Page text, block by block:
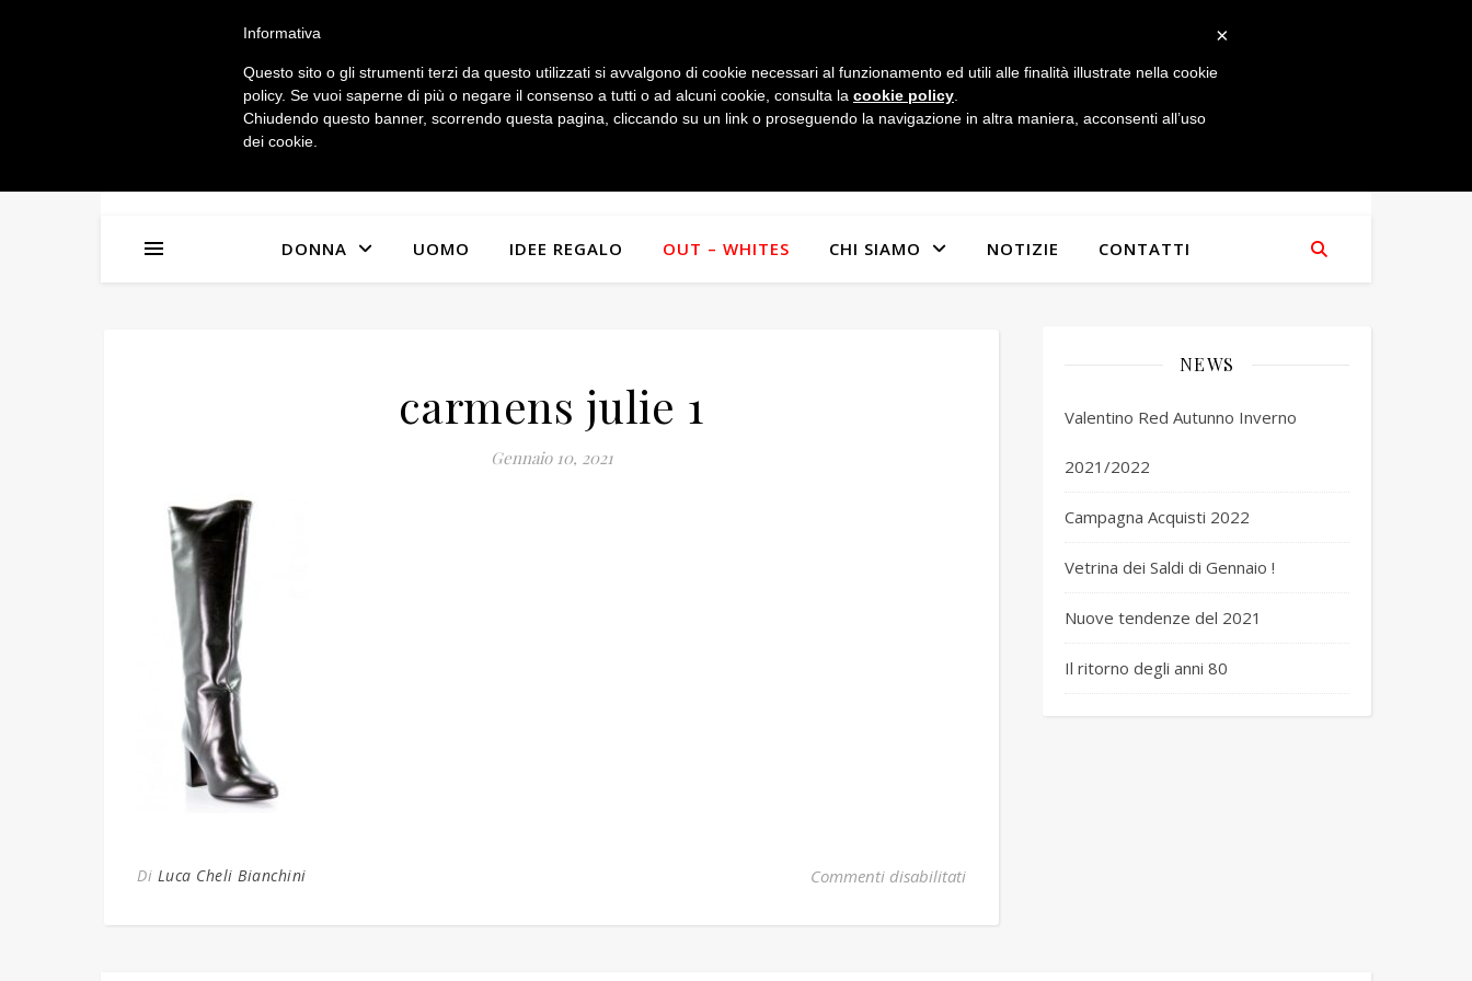
IL MIO ACCOUNT
DONNA UOMO IDEE REGALO OUT – WHITES CHI SIAMO NOTIZIE CONTATTI
carmens julie 1
Gennaio 10, 2021
Di Luca Cheli Bianchini Commenti disabilitatisu carmens julie 1
NEWS
Valentino Red Autunno Inverno
2021/2022
Campagna Acquisti 2022
Vetrina dei Saldi di Gennaio !
Nuove tendenze del 2021
Il ritorno degli anni 80
×
Informativa
Questo sito o gli strumenti terzi da questo utilizzati si avvalgono di cookie necessari al funzionamento ed utili alle finalità illustrate nella cookie
policy. Se vuoi saperne di più o negare il consenso a tutti o ad alcuni cookie, consulta la cookie policy
Chiudendo questo banner, scorrendo questa pagina, cliccando su un link o proseguendo la navigazione in altra maniera, acconsenti all’uso
dei cookie.